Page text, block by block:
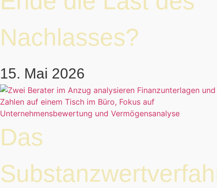
Nachlasses?
15. Mai 2026
Das